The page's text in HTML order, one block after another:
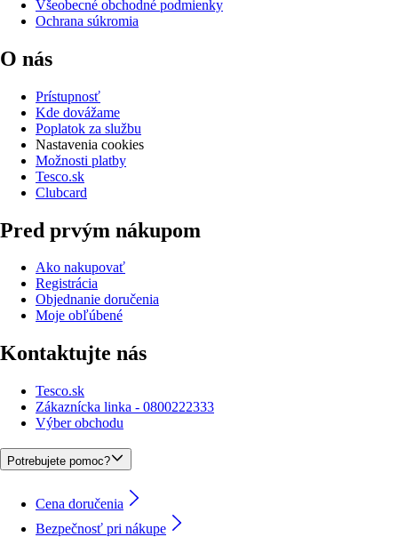
Všeobecné obchodné podmienky
Ochrana súkromia
O nás
Prístupnosť
Kde dovážame
Poplatok za službu
Nastavenia cookies
Možnosti platby
Tesco.sk
Clubcard
Pred prvým nákupom
Ako nakupovať
Registrácia
Objednanie doručenia
Moje obľúbené
Kontaktujte nás
Tesco.sk
Zákaznícka linka - 0800222333
Výber obchodu
Potrebujete pomoc?
Cena doručenia
Bezpečnosť pri nákupe